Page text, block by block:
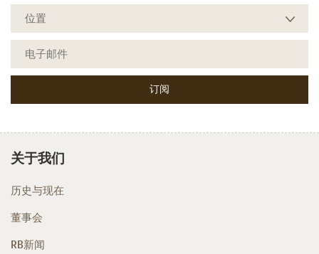
关于我们
历史与现在
董事会
RB新闻